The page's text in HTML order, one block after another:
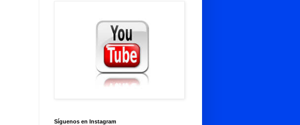
Síguenos en Instagram